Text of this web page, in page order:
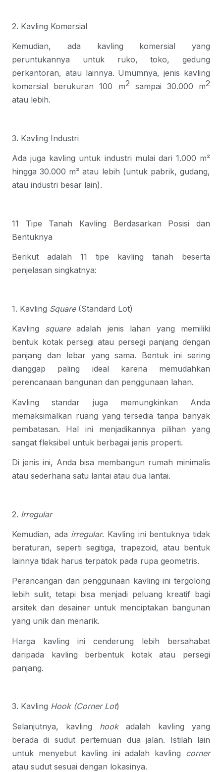
2. Kavling Komersial
Kemudian, ada kavling komersial yang
peruntukannya untuk ruko, toko, gedung
perkantoran, atau lainnya. Umumnya, jenis kavling
komersial berukuran 100 m2 sampai 30.000 m2
atau lebih.
3. Kavling Industri
Ada juga kavling untuk industri mulai dari 1.000 m²
hingga 30.000 m² atau lebih (untuk pabrik, gudang,
atau industri besar lain).
11 Tipe Tanah Kavling Berdasarkan Posisi dan
Bentuknya
Berikut adalah 11 tipe kavling tanah beserta
penjelasan singkatnya:
1. Kavling Square(Standard Lot)
Kavling squareadalah jenis lahan yang memiliki
bentuk kotak persegi atau persegi panjang dengan
panjang dan lebar yang sama. Bentuk ini sering
dianggap paling ideal karena memudahkan
perencanaan bangunan dan penggunaan lahan.
Kavling standar juga memungkinkan Anda
memaksimalkan ruang yang tersedia tanpa banyak
pembatasan. Hal ini menjadikannya pilihan yang
sangat fleksibel untuk berbagai jenis properti.
Di jenis ini, Anda bisa membangun rumah minimalis
atau sederhana satu lantai atau dua lantai.
2. Irregular
Kemudian, ada irregular. Kavling ini bentuknya tidak
beraturan, seperti segitiga, trapezoid, atau bentuk
lainnya tidak harus terpatok pada rupa geometris.
Perancangan dan penggunaan kavling ini tergolong
lebih sulit, tetapi bisa menjadi peluang kreatif bagi
arsitek dan desainer untuk menciptakan bangunan
yang unik dan menarik.
Harga kavling ini cenderung lebih bersahabat
daripada kavling berbentuk kotak atau persegi
panjang.
3. Kavling Hook (Corner Lot)
Selanjutnya, kavling hookadalah kavling yang
berada di sudut pertemuan dua jalan. Istilah lain
untuk menyebut kavling ini adalah kavling corner
atau sudut sesuai dengan lokasinya.